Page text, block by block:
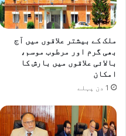
ملک کے بیشتر علاقوں میں آج
بھی گرم اور مرطوب موسم،
بالائی علاقوں میں بارش کا
امکان
1 دن پہلے